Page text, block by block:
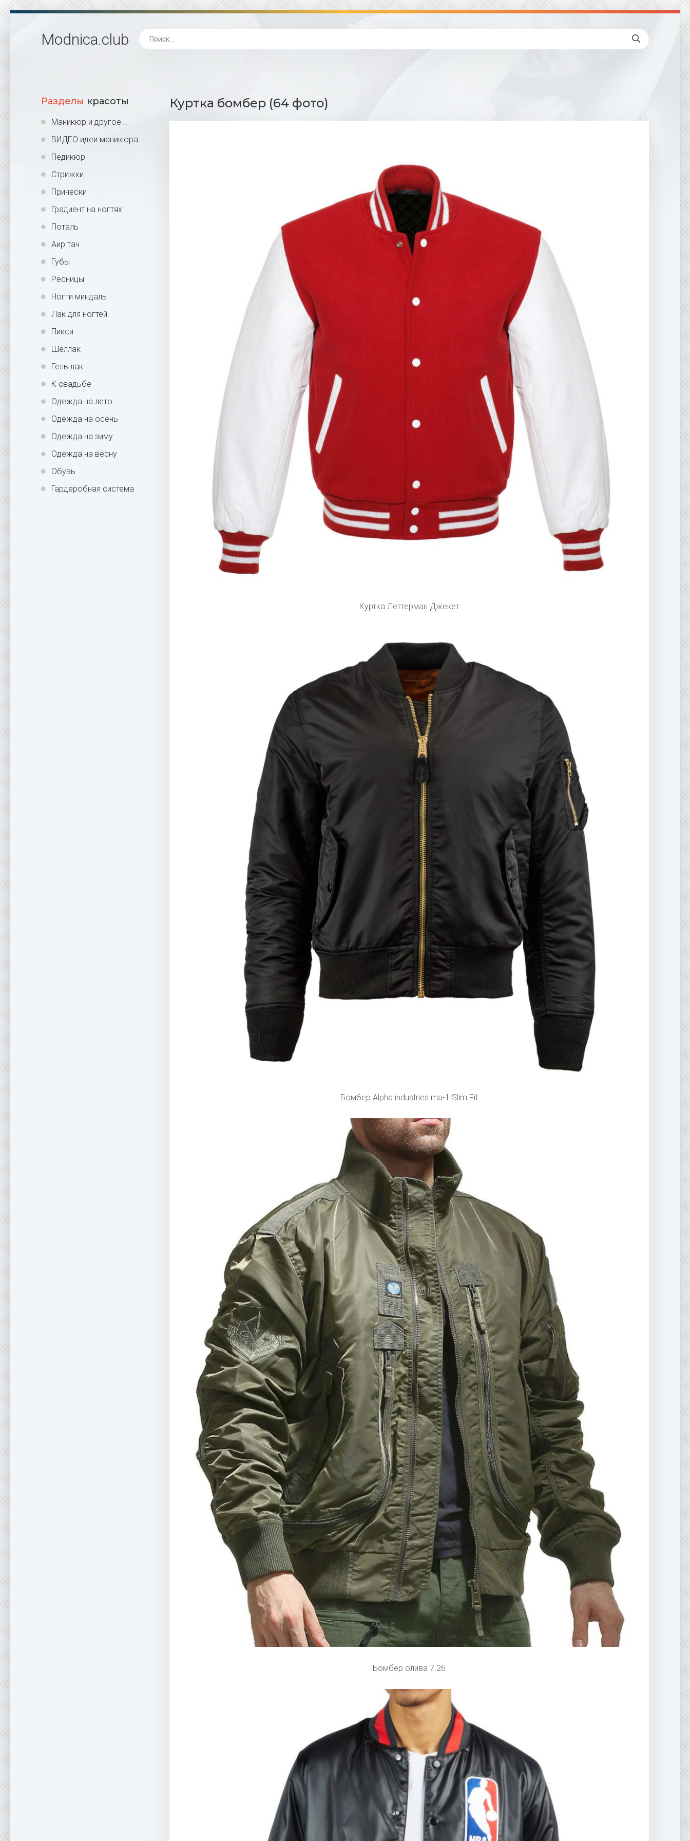
Modnica.club
Разделы красоты
Маникюр и другое...
ВИДЕО идеи маникюра
Педикюр
Стрижки
Прически
Градиент на ногтях
Поталь
Аир тач
Губы
Ресницы
Ногти миндаль
Лак для ногтей
Пикси
Шеллак
Гель лак
К свадьбе
Одежда на лето
Одежда на осень
Одежда на зиму
Одежда на весну
Обувь
Гардеробная система
Куртка бомбер (64 фото)
Куртка Леттерман Джекет
Бомбер Alpha industries ma-1 Slim Fit
Бомбер олива 7.26